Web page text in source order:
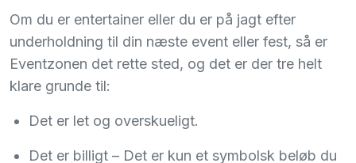
Om du er entertainer eller du er på jagt efter
underholdning til din næste event eller fest, så er
Eventzonen det rette sted, og det er der tre helt
klare grunde til:
Det er let og overskueligt.
Det er billigt – Det er kun et symbolsk beløb du